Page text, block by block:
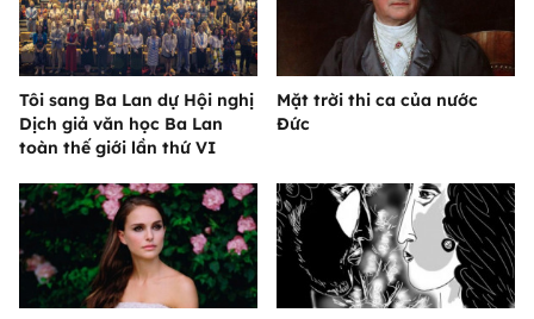
Tôi sang Ba Lan dự Hội nghị
Dịch giả văn học Ba Lan
toàn thế giới lần thứ VI
Mặt trời thi ca của nước
Đức